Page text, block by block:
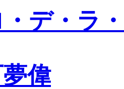
デ・ラ
偉